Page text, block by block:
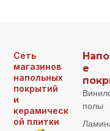
Сеть
магазинов
напольных
покрытий
и
керамическ
ой плитки
е
полы